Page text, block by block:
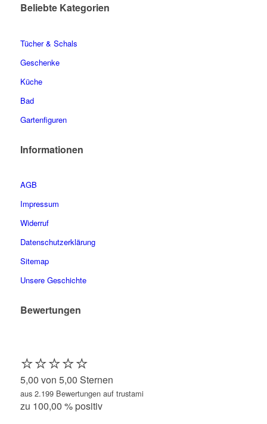
Beliebte Kategorien
Tücher & Schals
Geschenke
Küche
Bad
Gartenfiguren
Informationen
AGB
Impressum
Widerruf
Datenschutzerklärung
Sitemap
Unsere Geschichte
Bewertungen
⭐️⭐️⭐️⭐️⭐️
5,00 von 5,00 Sternen
aus 2.199 Bewertungen auf trustami
zu 100,00 % positiv